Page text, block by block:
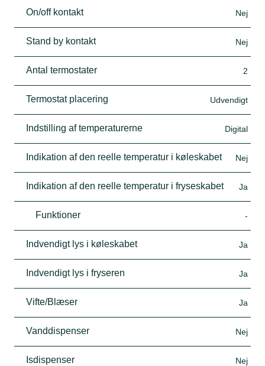
On/off kontakt Nej
Stand by kontakt Nej
Antal termostater 2
Termostat placering Udvendigt
Indstilling af temperaturerne Digital
Indikation af den reelle temperatur i køleskabet Nej
Indikation af den reelle temperatur i fryseskabet Ja
Funktioner -
Indvendigt lys i køleskabet Ja
Indvendigt lys i fryseren Ja
Vifte/Blæser Ja
Vanddispenser Nej
Isdispenser Nej